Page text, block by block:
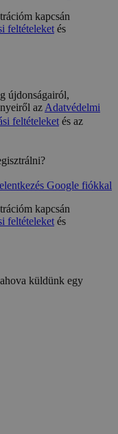
kapcsán
feltételeketés
újdonságairól,
azAdatvédelmi
feltételeketés az
Google fiókkal
kapcsán
feltételeketés
küldünk egy